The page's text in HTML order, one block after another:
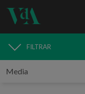
MEDIA
FILTRAR